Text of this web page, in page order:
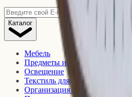
Каталог
Мебель
Предметы интерьера
Освещение
Текстиль для дома
Организация и хранение